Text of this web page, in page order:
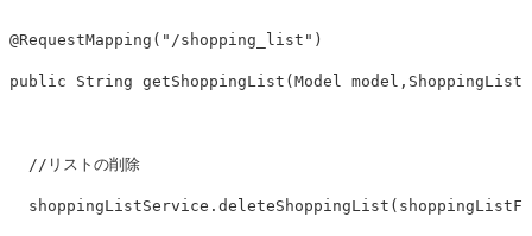
@RequestMapping ( "/shopping_list" )
public String getShoppingList (Model model ,
//リストの削除
shoppingListService . deleteShoppingList (